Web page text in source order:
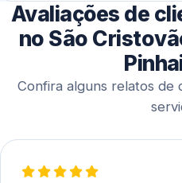
serviço.
Disponibilizamos diversas
incluindo Pix, dinheiro,
transferência bancária.
Avaliações de
no São
Confira alguns relatos de